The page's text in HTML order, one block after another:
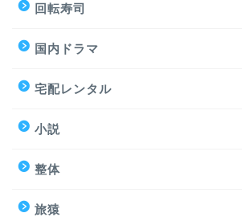
回転寿司
国内ドラマ
宅配レンタル
小説
整体
旅猿